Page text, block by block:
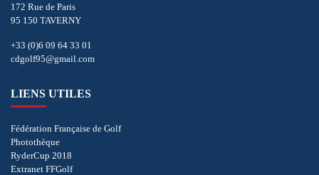
172 Rue de Paris
95 150 TAVERNY
+33 (0)6 09 64 33 01
cdgolf95@gmail.com
LIENS UTILES
Fédération Française de Golf
Photothèque
RyderCup 2018
Extranet FFGolf